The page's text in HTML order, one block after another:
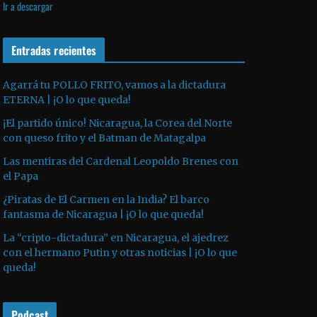
v
e
o
p
d
u
c
t
o
d
a
d
i
o
z
a
a
s
l
s
d
Ir a descargar
Entradas recientes
Agarrá tu POLLO FRITO, vamos a la dictadura
ETERNA | ¡O lo que queda!
¡El partido único! Nicaragua, la Corea del Norte
con queso frito y el Batman de Matagalpa
Las mentiras del Cardenal Leopoldo Brenes con
el Papa
¿Piratas de El Carmen en la India? El barco
fantasma de Nicaragua | ¡O lo que queda!
La “cripto-dictadura” en Nicaragua, el ajedrez
con el hermano Putin y otras noticias | ¡O lo que
queda!